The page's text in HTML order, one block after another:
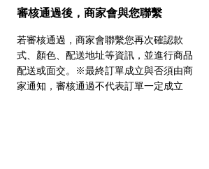
審核通過後，商家會與您聯繫
若審核通過，商家會聯繫您再次確認款
式、顏色、配送地址等資訊，並進行商品
配送或面交。※最終訂單成立與否須由商
家通知，審核通過不代表訂單一定成立